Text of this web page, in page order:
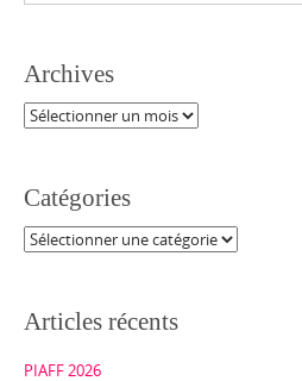
Archives
Archives
Catégories
Catégories
Articles récents
PIAFF 2026